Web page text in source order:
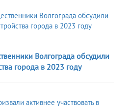
Волгограда обсудили
города в 2023 году